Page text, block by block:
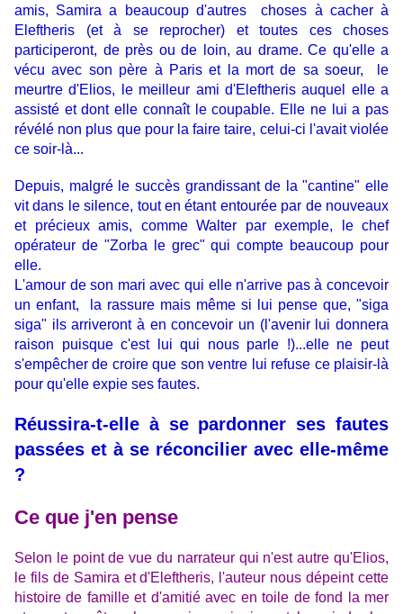
amis, Samira a beaucoup d'autres choses à cacher à
Eleftheris (et à se reprocher) et toutes ces choses
participeront, de près ou de loin, au drame. Ce qu'elle a
vécu avec son père à Paris et la mort de sa soeur, le
meurtre d'Elios, le meilleur ami d'Eleftheris auquel elle a
assisté et dont elle connaît le coupable. Elle ne lui a pas
révélé non plus que pour la faire taire, celui-ci l'avait violée
ce soir-là...
Depuis, malgré le succès grandissant de la "cantine" elle
vit dans le silence, tout en étant entourée par de nouveaux
et précieux amis, comme Walter par exemple, le chef
opérateur de "Zorba le grec" qui compte beaucoup pour
elle.
L'amour de son mari avec qui elle n'arrive pas à concevoir
un enfant, la rassure mais même si lui pense que, "siga
siga" ils arriveront à en concevoir un (l'avenir lui donnera
raison puisque c'est lui qui nous parle !)...elle ne peut
s'empêcher de croire que son ventre lui refuse ce plaisir-là
pour qu'elle expie ses fautes.
Réussira-t-elle à se pardonner ses fautes
passées et à se réconcilier avec elle-même
?
Ce que j'en pense
Selon le point de vue du narrateur qui n'est autre qu'Elios,
le fils de Samira et d'Eleftheris, l'auteur nous dépeint cette
histoire de famille et d'amitiéavec en toile de fond
la mer